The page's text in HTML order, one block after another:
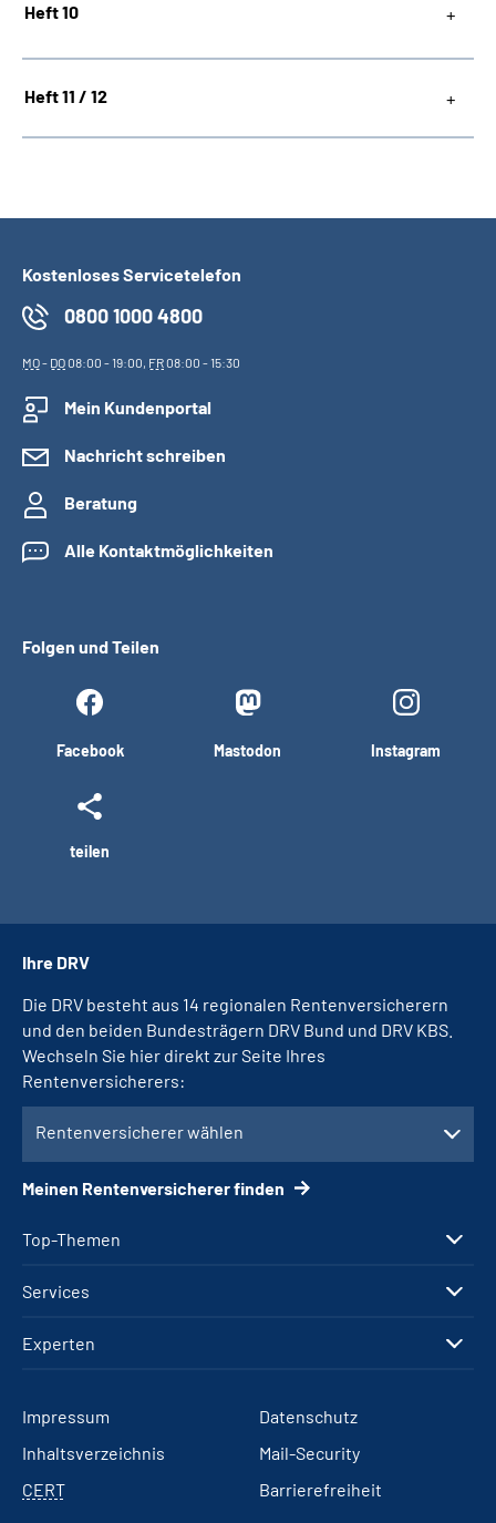
Heft 10
Heft 11 / 12
Kostenloses Servicetelefon
0800 1000 4800
MO- DO08:00 - 19:00, FR08:00 - 15:30
Mein Kundenportal
Nachricht schreiben
Beratung
Alle Kontaktmöglichkeiten
Folgen und Teilen
Facebook Mastodon Instagram
teilen
Top-Themen
Services
Experten
Ihre DRV
Die DRV besteht aus 14 regionalen Rentenversicherern
und den beiden Bundesträgern DRV Bund und DRV KBS.
Wechseln Sie hier direkt zur Seite Ihres
Rentenversicherers:
Rentenversicherer wählen
Meinen Rentenversicherer finden
Impressum
Datenschutz
Inhaltsverzeichnis
Mail-Security
CERT
Barrierefreiheit